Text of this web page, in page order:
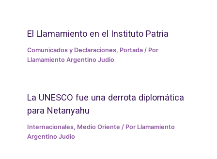
El Llamamiento en el Instituto Patria
Comunicados y Declaraciones, Portada / Por
Llamamiento Argentino Judio
La UNESCO fue una derrota diplomática
para Netanyahu
Internacionales, Medio Oriente / Por Llamamiento
Argentino Judio